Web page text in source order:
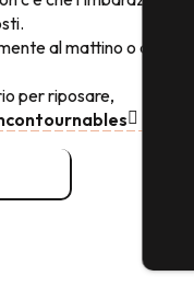
al mattino o al
per riposare,